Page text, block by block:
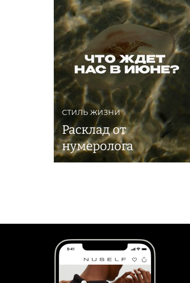
СТИЛЬ ЖИЗНИ
Расклад от
нумеролога